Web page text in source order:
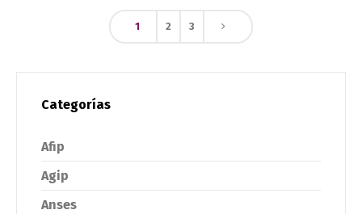
1 2 3
Categorías
Afip
Agip
Anses